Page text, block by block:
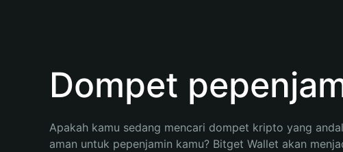
Bahasa Indonesia
Dompet
Apakah kamu sedang mencari dompet kripto yang
aman untuk pepenjamin kamu? Bitget Wallet akan